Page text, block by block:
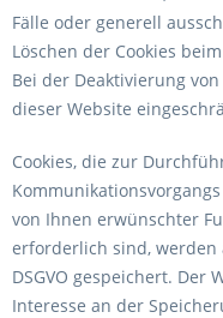
Fälle oder generell
Löschen der Cookies
Bei der Deaktivierung
dieser Website
Cookies, die zur
von Ihnen erwünschter
erforderlich sind, werden
DSGVO gespeichert. Der
Interesse an der